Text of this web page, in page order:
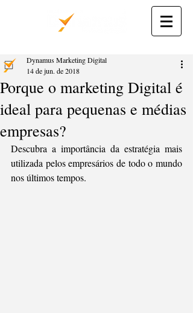
Porque o marketing Digital é
ideal para pequenas e médias
empresas?
Dynamus Marketing Digital
14 de jun. de 2018
Descubra a importância da estratégia mais
utilizada pelos empresários de todo o mundo
nos últimos tempos.